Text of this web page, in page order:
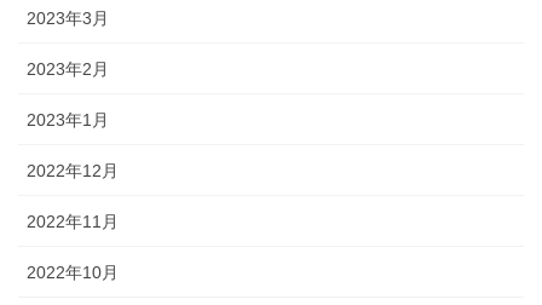
2023年3月
2023年2月
2023年1月
2022年12月
2022年11月
2022年10月